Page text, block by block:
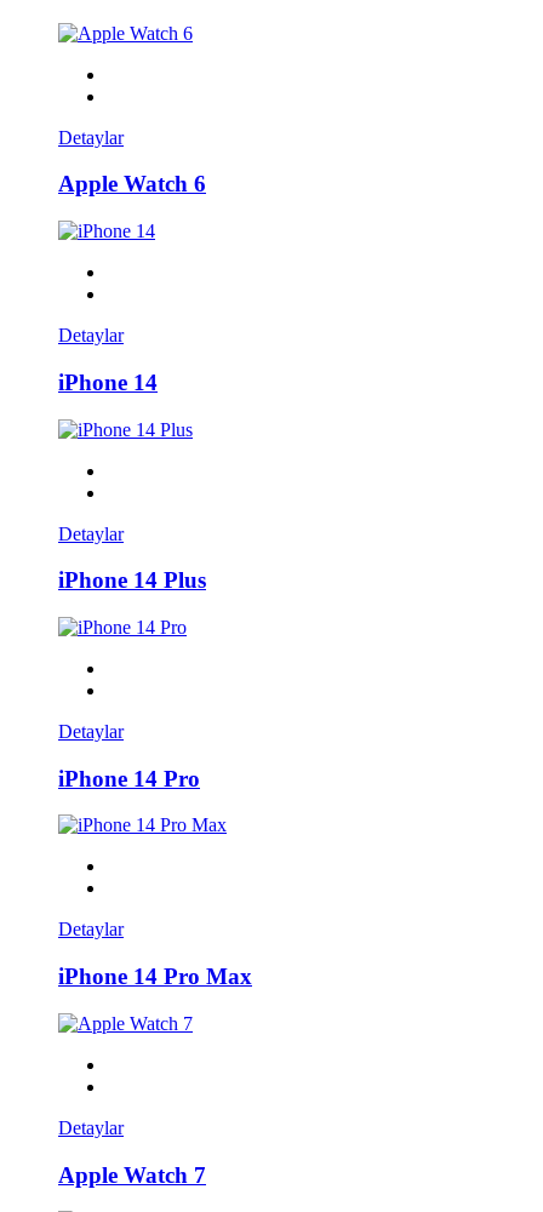
Detaylar
Apple Watch 6
Detaylar
iPhone 14
Detaylar
iPhone 14 Plus
Detaylar
iPhone 14 Pro
Detaylar
iPhone 14 Pro Max
Detaylar
Apple Watch 7